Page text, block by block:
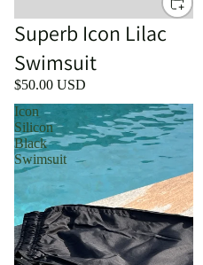
Superb Icon Lilac
Swimsuit
$50.00 USD
Icon
Silicon
Black
Swimsuit